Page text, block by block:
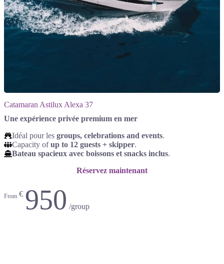
Catamaran Astilux Alexa 37
Une expérience privée premium en mer
Idéal pour les groups, celebrations and events.
Capacity ofup to 12 guests + skipper.
Bateau spacieux avec boissons et snacks inclus.
Réservez maintenant
From € 950 /group